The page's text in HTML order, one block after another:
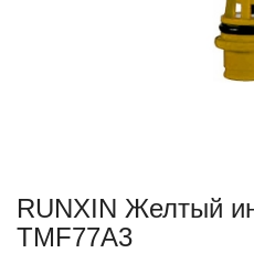
RUNXIN Желтый
TMF77A3